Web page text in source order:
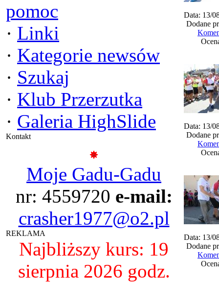
pomoc
· Linki
· Kategorie newsów
· Szukaj
· Klub Przerzutka
· Galeria HighSlide
Kontakt
Moje Gadu-Gadu
nr: 4559720 e-mail:
crasher1977@o2.pl
REKLAMA
Najbliższy kurs: 19
sierpnia 2026 godz.
Data: 13/
Dodane
Data: 13/
Dodane
Data: 13/
Dodane